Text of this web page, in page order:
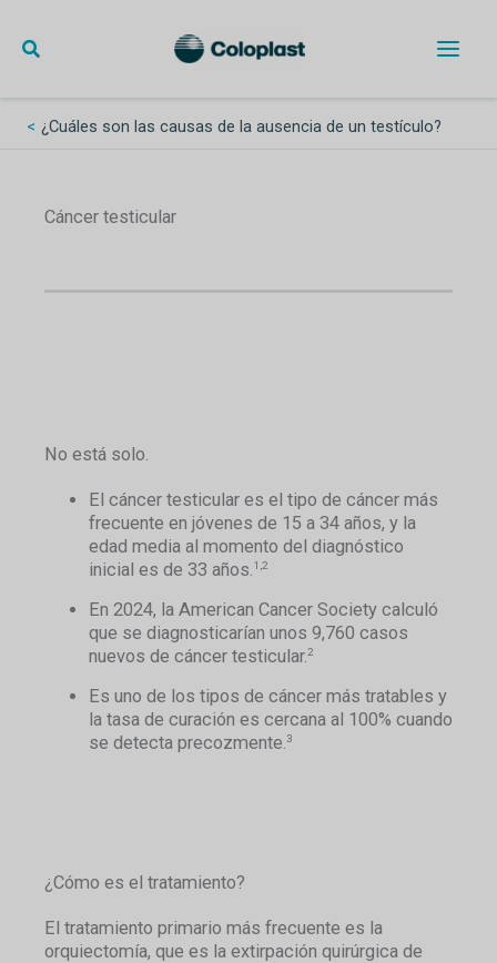
content
¿Cuáles son las causas de la ausencia de un testículo?
Cáncer testicular
No está solo.
El cáncer testicular es el tipo de cáncer más
frecuente en jóvenes de 15 a 34 años, y la
edad media al momento del diagnóstico
inicial es de 33 años.1,2
En 2024, la American Cancer Society calculó
que se diagnosticarían unos 9,760 casos
nuevos de cáncer testicular.2
Es uno de los tipos de cáncer más tratables y
la tasa de curación es cercana al 100% cuando
se detecta precozmente.3
¿Cómo es el tratamiento?
El tratamiento primario más frecuente es la
orquiectomía, que es la extirpación quirúrgica de